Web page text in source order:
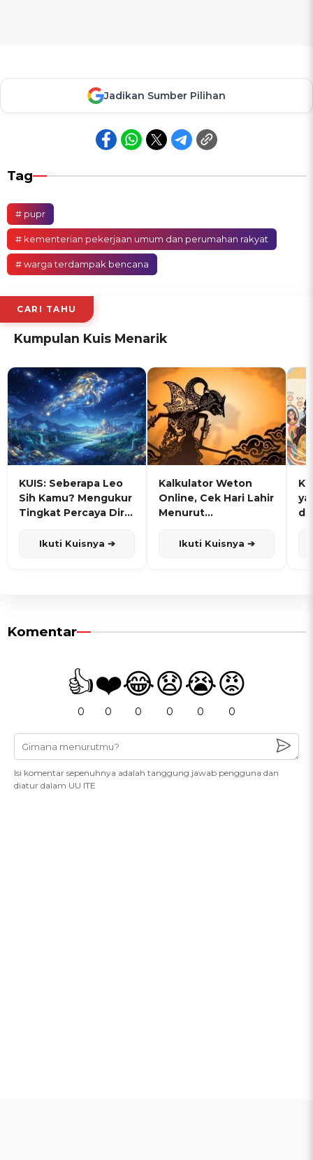
Jadikan Sumber Pilihan
Tag
# pupr
# kementerian pekerjaan umum dan perumahan rakyat
# warga terdampak bencana
CARI TAHU
Kumpulan Kuis Menarik
KUIS: Seberapa Leo
Sih Kamu? Mengukur
Tingkat Percaya Diri
Ikuti Kuisnya ➔
Kalkulator Weton
Online, Cek Hari Lahir
Menurut
Ikuti Kuisnya ➔
Komentar
👍
0
❤️
0
😂
0
😧
0
😭
0
😡
0
Isi komentar sepenuhnya adalah tanggung jawab pengguna dan
diatur dalam UU ITE